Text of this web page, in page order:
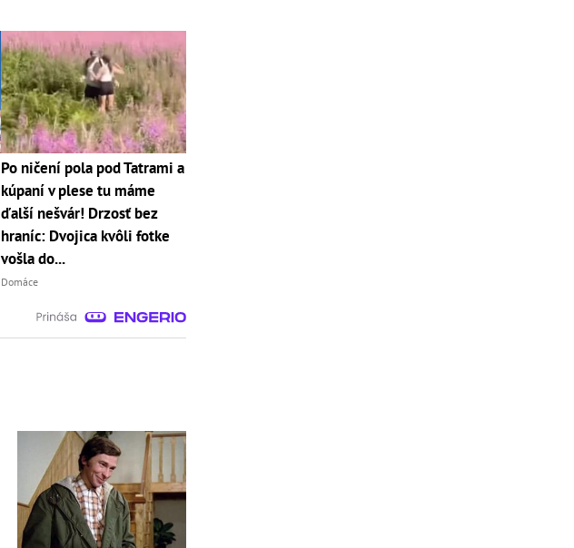
Po ničení pola pod Tatrami a
kúpaní v plese tu máme
ďalší nešvár! Drzosť bez
hraníc: Dvojica kvôli fotke
vošla do...
Domáce